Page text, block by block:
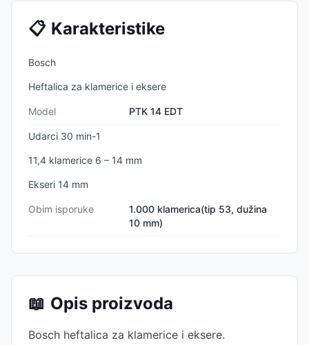
📋 Karakteristike
Bosch
Heftalica za klamerice i eksere
Model PTK 14 EDT
Udarci 30 min-1
11,4 klamerice 6 – 14 mm
Ekseri 14 mm
Obim isporuke
1.000 klamerica(tip 53, dužina
10 mm)
📖 Opis proizvoda
Bosch heftalica za klamerice i eksere.